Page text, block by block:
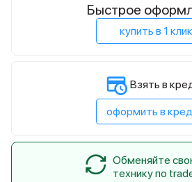
Быстрое
купить в 1 клик
Взять в
оформить в
Обменяйте
технику по